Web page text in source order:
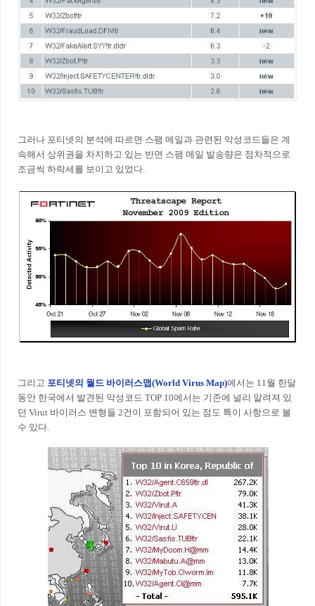
그러나 포티넷의 분석에 따르면 스팸 메일과 관련된 악성코드들은 계
속해서 상위권을 차지하고 있는 반면 스팸 메일 발송량은 점차적으로
조금씩 하락세를 보이고 있었다.
그리고 포티넷의 월드 바이러스맵(World Virus Map)에서는 11월 한달
동안 한국에서 발견된 악성코드 TOP 10에서는 기존에 널리 알려져 있
던 Virut 바이러스 변형들 2건이 포함되어 있는 점도 특이 사항으로 볼
수 있다.